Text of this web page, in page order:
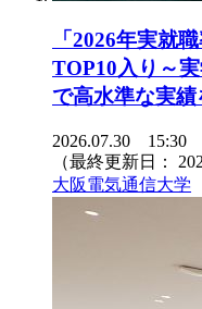
「2026年実就
TOP10入り～
で高水準な実績
2026.07.30 15:30
（最終更新日：
大阪電気通信大学